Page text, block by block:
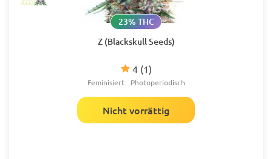
Z (Blackskull Seeds)
4 (1)
23% THC
Feminisiert Photoperiodisch
Nicht vorrättig